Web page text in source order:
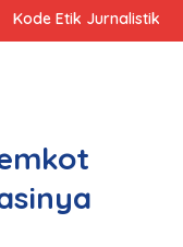
Kode Etik Jurnalistik